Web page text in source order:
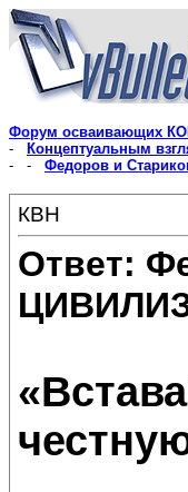
Форум осваивающих
-
Концептуальным
- - Федоров и
КВН
Ответ: